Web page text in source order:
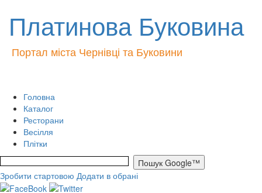
Платинова Буковина
Портал міста Чернівці та Буковини
Головна
Каталог
Ресторани
Весілля
Плітки
Зробити стартовою Додати в обрані